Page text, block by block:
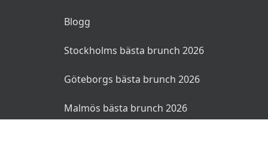
Blogg
Stockholms bästa brunch 2026
Göteborgs bästa brunch 2026
Malmös bästa brunch 2026